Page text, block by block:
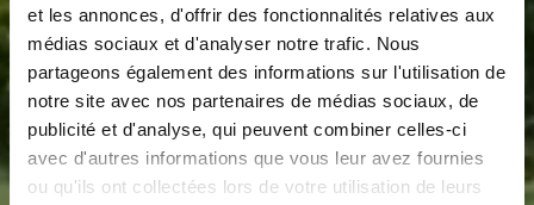
et les annonces, d'offrir des fonctionnalités relatives aux
médias sociaux et d'analyser notre trafic. Nous
partageons également des informations sur l'utilisation de
notre site avec nos partenaires de médias sociaux, de
publicité et d'analyse, qui peuvent combiner celles-ci
avec d'autres informations que vous leur avez fournies
ou qu'ils ont collectées lors de votre utilisation de leurs
Spielplatz - Cité
Breidlecker
Wo? rue G.-D. Charlotte, 6183 Gonderange